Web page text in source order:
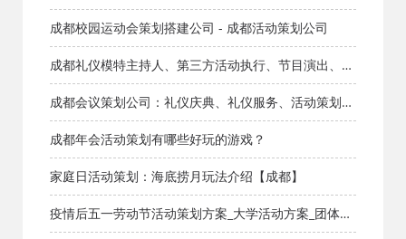
成都校园运动会策划搭建公司 - 成都活动策划公司
成都礼仪模特主持人、第三方活动执行、节目演出、物
料设备搭建、开业活动
成都会议策划公司：礼仪庆典、礼仪服务、活动策划、
年会策划、音响灯光
成都年会活动策划有哪些好玩的游戏？
家庭日活动策划：海底捞月玩法介绍【成都】
疫情后五一劳动节活动策划方案_大学活动方案_团体活